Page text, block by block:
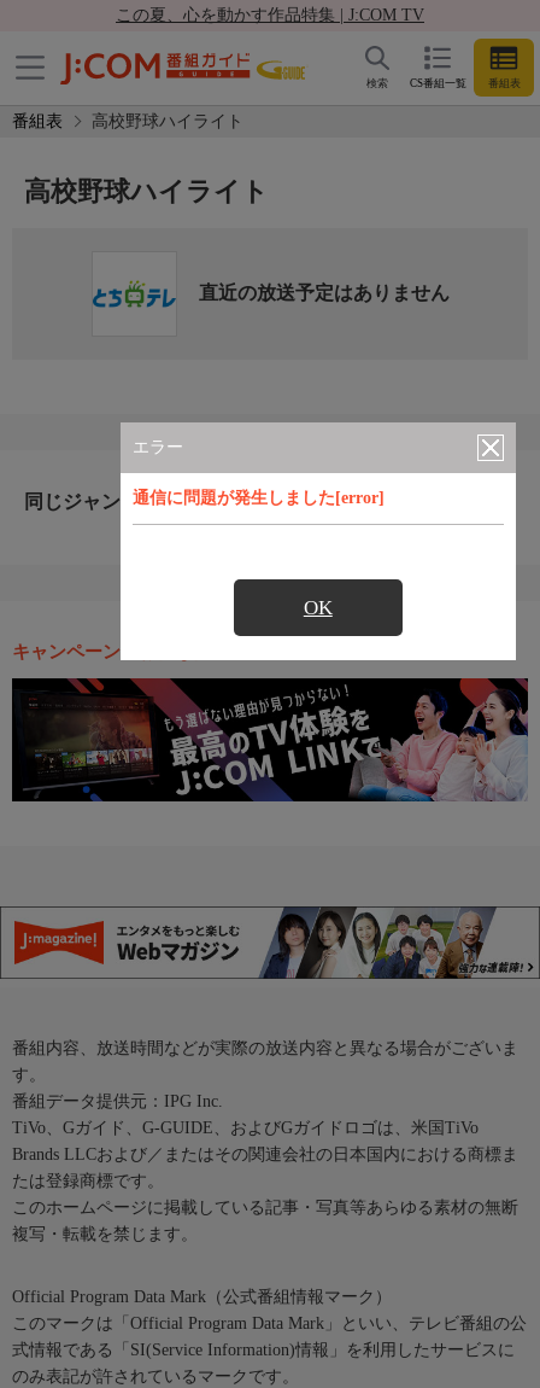
この夏、心を動かす作品特集 | J:COM TV
CS番組一覧 番組表
検索
番組表 高校野球ハイライト
エラー
通信に問題が発生しました[error]
OK
高校野球ハイライト
直近の放送予定はありません
同じジャンルのおすすめ番組
キャンペーン・お得な情報
番組内容、放送時間などが実際の放送内容と異なる場合がございま
す。
番組データ提供元：IPG Inc.
TiVo、Gガイド、G-GUIDE、およびGガイドロゴは、米国TiVo
Brands LLCおよび／またはその関連会社の日本国内における商標ま
たは登録商標です。
このホームページに掲載している記事・写真等あらゆる素材の無断
複写・転載を禁じます。
Official Program Data Mark（公式番組情報マーク）
このマークは「Official Program Data Mark」といい、テレビ番組の公
式情報である「SI(Service Information)情報」を利用したサービスに
のみ表記が許されているマークです。